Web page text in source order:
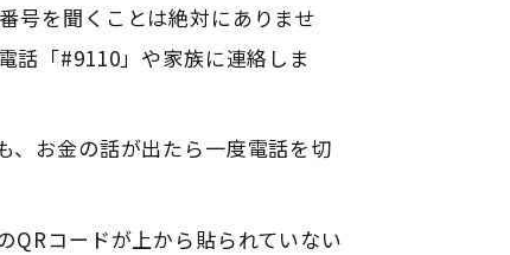
号を聞くことは絶対にありませ
話「#9110」や家族に連絡しま
、お金の話が出たら一度電話を切
QRコードが上から貼られていない